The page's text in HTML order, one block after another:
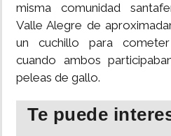
misma comunidad
Valle Alegre de
un cuchillo para
cuando ambos
peleas de gallo.
Te puede